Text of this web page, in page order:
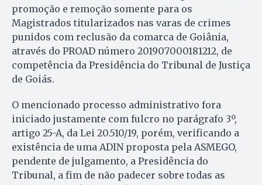
promoção e remoção somente para os
Magistrados titularizados nas varas de crimes
punidos com reclusão da comarca de Goiânia,
através do PROAD número 201907000181212, de
competência da Presidência do Tribunal de Justiça
de Goiás.
O mencionado processo administrativo fora
iniciado justamente com fulcro no parágrafo 3º,
artigo 25-A, da Lei 20.510/19, porém, verificando a
existência de uma ADIN proposta pela ASMEGO,
pendente de julgamento, a Presidência do
Tribunal, a fim de não padecer sobre todas as